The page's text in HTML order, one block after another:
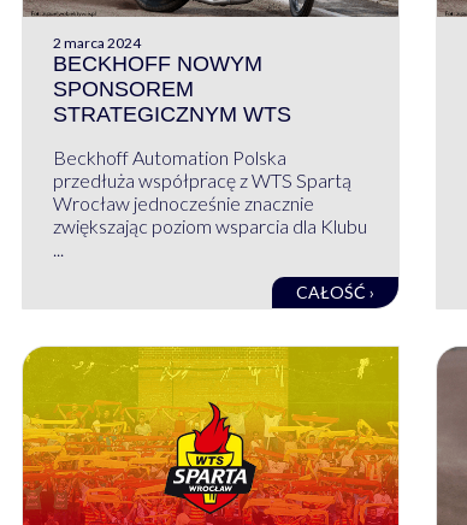
2 marca 2024
BECKHOFF NOWYM
SPONSOREM
STRATEGICZNYM WTS
Beckhoff Automation Polska
przedłuża współpracę z WTS Spartą
Wrocław jednocześnie znacznie
zwiększając poziom wsparcia dla Klubu
...
CAŁOŚĆ ›